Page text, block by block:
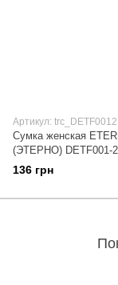
Артикул: trc_DETF0012
Сумка женская
(ЭТЕРНО) DETF001-
136 грн